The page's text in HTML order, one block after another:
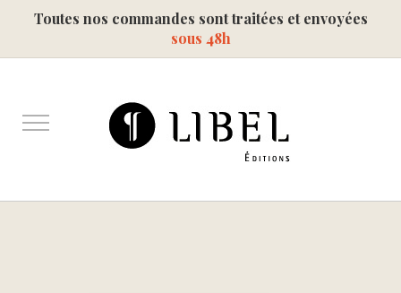
Toutes nos commandes sont traitées et envoyées
sous 48h